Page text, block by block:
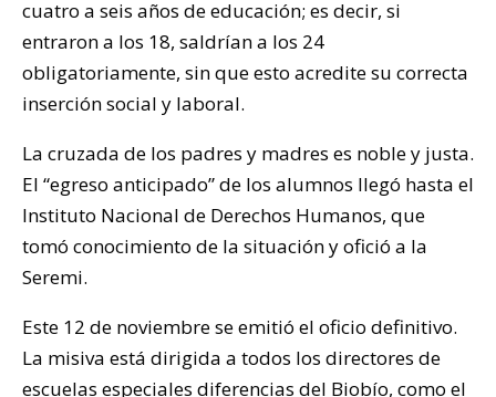
cuatro a seis años de educación; es decir, si
entraron a los 18, saldrían a los 24
obligatoriamente, sin que esto acredite su correcta
inserción social y laboral.
La cruzada de los padres y madres es noble y justa.
El “egreso anticipado” de los alumnos llegó hasta el
Instituto Nacional de Derechos Humanos, que
tomó conocimiento de la situación y ofició a la
Seremi.
Este 12 de noviembre se emitió el oficio definitivo.
La misiva está dirigida a todos los directores de
escuelas especiales diferencias del Biobío, como el